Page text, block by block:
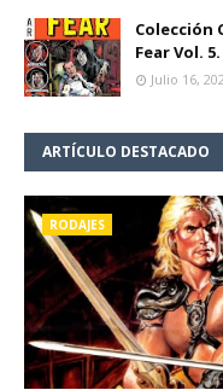
Colección
Fear Vol.
Julio 16,
ARTÍCULO DESTACADO
RODAJES